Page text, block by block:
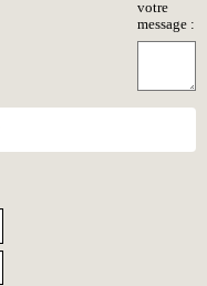
votre
message :